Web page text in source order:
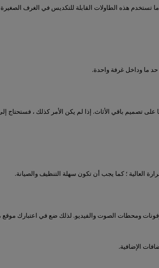
تستخدم هذه الطاولات القابلة للتكديس في الغرف
حد ما وداخل غرفة واحدة.
تصميم باقي الأثاث. إذا لم يكن الأمر كذلك ، فستحتاج
العالية ؛ كما يجب أن تكون سهلة التنظيف والصيانة.
ومحطات الصوت والفيديو. لذلك ضع في اعتبارك